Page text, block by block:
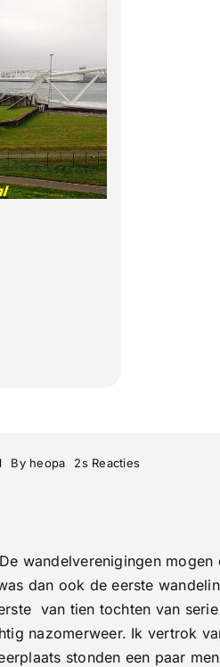
By heopa 2s Reactieson
nr.01
2022
wandelverenigingen
dan ook de eerste
van tien tochten van
nazomerweer. Ik vertrok
stonden een paar